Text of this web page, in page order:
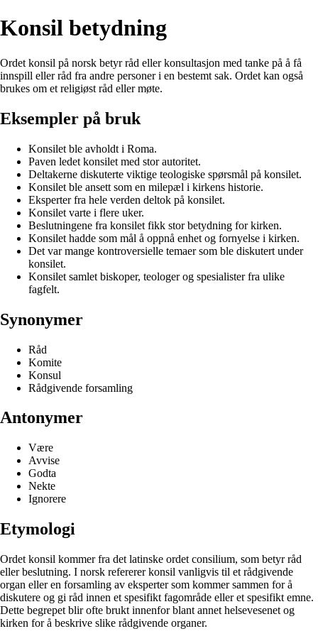
Konsil betydning
Ordet konsil på norsk betyr råd eller konsultasjon med tanke på å få
innspill eller råd fra andre personer i en bestemt sak. Ordet kan også
brukes om et religiøst råd eller møte.
Eksempler på bruk
Konsilet ble avholdt i Roma.
Paven ledet konsilet med stor autoritet.
Deltakerne diskuterte viktige teologiske spørsmål på konsilet.
Konsilet ble ansett som en milepæl i kirkens historie.
Eksperter fra hele verden deltok på konsilet.
Konsilet varte i flere uker.
Beslutningene fra konsilet fikk stor betydning for kirken.
Konsilet hadde som mål å oppnå enhet og fornyelse i kirken.
Det var mange kontroversielle temaer som ble diskutert under
konsilet.
Konsilet samlet biskoper, teologer og spesialister fra ulike
fagfelt.
Synonymer
Råd
Komite
Konsul
Rådgivende forsamling
Antonymer
Være
Avvise
Godta
Nekte
Ignorere
Etymologi
Ordet konsil kommer fra det latinske ordet consilium, som betyr råd
eller beslutning. I norsk refererer konsil vanligvis til et rådgivende
organ eller en forsamling av eksperter som kommer sammen for å
diskutere og gi råd innen et spesifikt fagområde eller et spesifikt emne.
Dette begrepet blir ofte brukt innenfor blant annet helsevesenet og
kirken for å beskrive slike rådgivende organer.